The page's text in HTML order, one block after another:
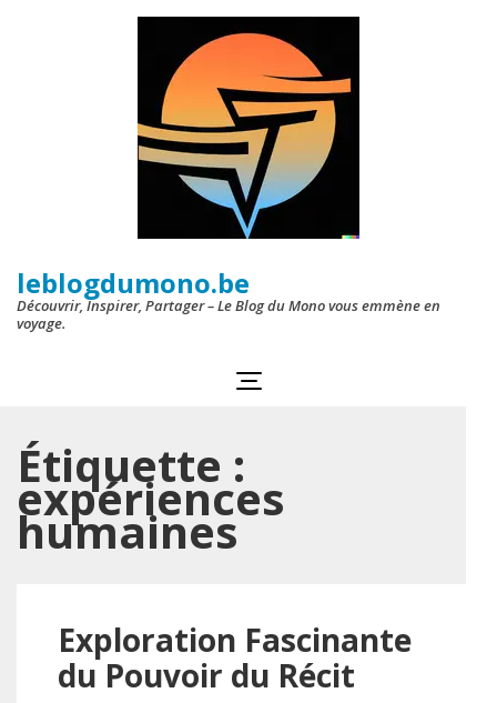
leblogdumono.be
Découvrir, Inspirer, Partager – Le Blog du Mono vous emmène en
voyage.
Étiquette :
expériences
humaines
Exploration Fascinante
du Pouvoir du Récit